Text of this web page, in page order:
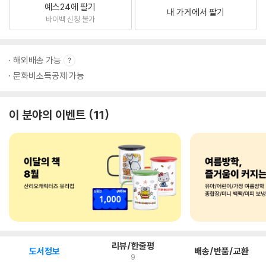
예스24에 팔기
바이백 신청 불가
내 가게에서 팔기
해외배송 가능
문화비소득공제 가능
이 분야의 이벤트 11
도서정보 리뷰/한줄평
9 배송/반품/교환